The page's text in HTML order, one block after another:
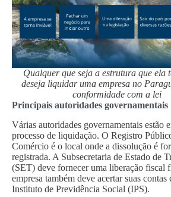
Qualquer que seja a estrutura que ela
deseja liquidar uma empresa no
conformidade com a lei
Principais autoridades governamentais
Várias autoridades governamentais estão
processo de liquidação. O Registro
Comércio é o local onde a dissolução é
registrada. A Subsecretaria de Estado de
(SET) deve fornecer uma liberação fiscal
empresa também deve acertar suas contas
Instituto de Previdência Social (IPS).